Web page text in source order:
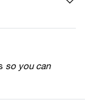
so you can